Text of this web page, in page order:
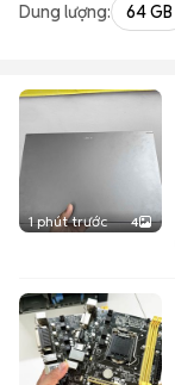
Dung lượng: 64 GB
1 phút trước 4